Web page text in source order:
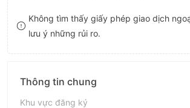
9 7
8
9
Không tìm thấy giấy phép giao dịch
lưu ý những rủi ro.
Thông tin chung
Khu vực đăng ký